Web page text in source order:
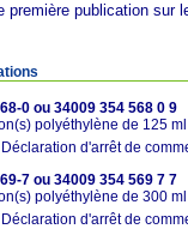
première publication sur
0 ou 34009 354 568 0 9
polyéthylène de 125 ml
Déclaration d'arrêt de
7 ou 34009 354 569 7 7
polyéthylène de 300 ml
Déclaration d'arrêt de